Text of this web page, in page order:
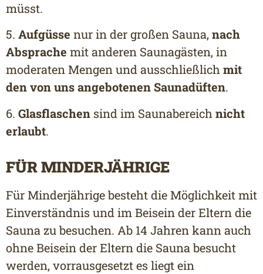
müsst.
5. Aufgüsse nur in der großen Sauna, nach
Absprache mit anderen Saunagästen, in
moderaten Mengen und ausschließlichmit
den von uns angebotenen Saunadüften.
6. Glasflaschen sind im Saunabereich nicht
erlaubt.
FÜR MINDERJÄHRIGE
Für Minderjährige besteht die Möglichkeit mit
Einverständnis und im Beisein der Eltern die
Sauna zu besuchen. Ab 14 Jahren kann auch
ohne Beisein der Eltern die Sauna besucht
werden, vorrausgesetzt es liegt ein